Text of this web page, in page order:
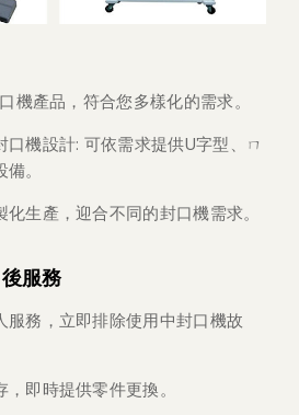
機產品，符合您多樣化的需求。
機設計: 可依需求提供U字型、ㄇ
。
生產，迎合不同的封口機需求。
服務
服務，立即排除使用中封口機故
即時提供零件更換。